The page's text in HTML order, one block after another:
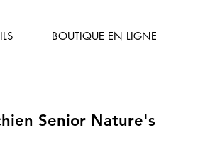
BOUTIQUE EN LIGNE
Senior Nature's